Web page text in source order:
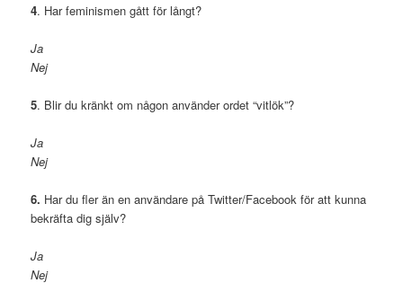
4. Har feminismen gått för långt?
Ja
Nej
5. Blir du kränkt om någon använder ordet “vitlök”?
Ja
Nej
6. Har du fler än en användare på Twitter/Facebook för att kunna
bekräfta dig själv?
Ja
Nej